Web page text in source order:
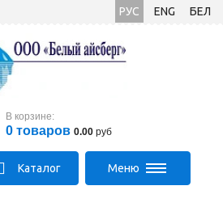
РУС ENG БЕЛ
В корзине:
0 товаров 0.00 руб
Каталог Меню